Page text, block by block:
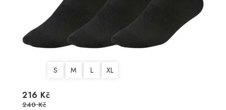
S M L XL
216 Kč
240 Kč